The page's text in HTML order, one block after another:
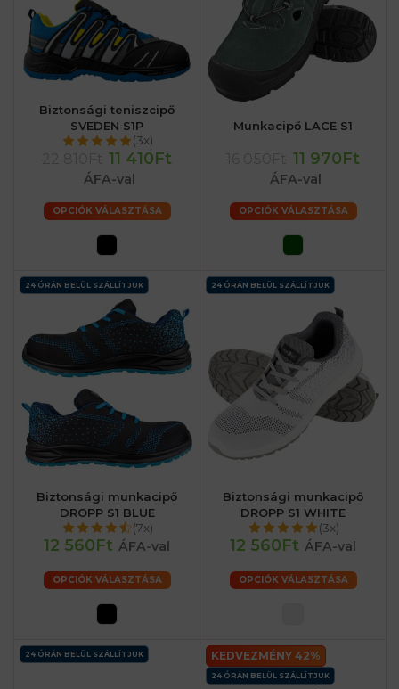
Biztonsági teniszcipő
SVEDEN S1P
(3x)
11 410Ft
ÁFA-val
OPCIÓK VÁLASZTÁSA
Munkacipő LACE S1
11 970Ft
ÁFA-val
OPCIÓK VÁLASZTÁSA
24 ÓRÁN BELÜL SZÁLLÍTJUK
Biztonsági munkacipő
DROPP S1 BLUE
(7x)
12 560Ft ÁFA-val
OPCIÓK VÁLASZTÁSA
24 ÓRÁN BELÜL SZÁLLÍTJUK
Biztonsági munkacipő
DROPP S1 WHITE
(3x)
12 560Ft ÁFA-val
OPCIÓK VÁLASZTÁSA
24 ÓRÁN BELÜL SZÁLLÍTJUK KEDVEZMÉNY 42%
24 ÓRÁN BELÜL SZÁLLÍTJUK